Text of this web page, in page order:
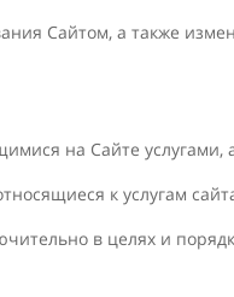
Сайтом, а также
на Сайте
к услугам
в целях и